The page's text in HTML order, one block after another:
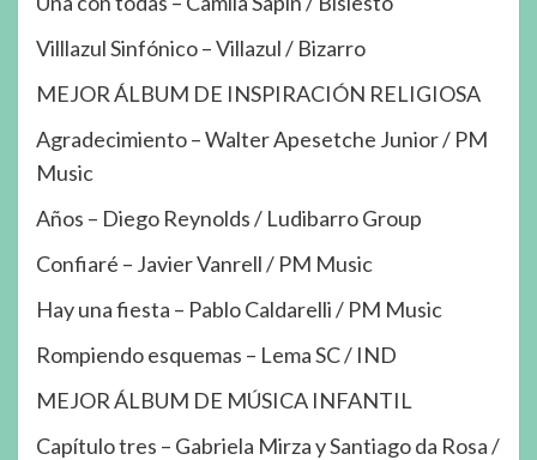
Villlazul Sinfónico – Villazul / Bizarro
MEJOR ÁLBUM DE INSPIRACIÓN RELIGIOSA
Agradecimiento – Walter Apesetche Junior / PM
Music
Años – Diego Reynolds / Ludibarro Group
Confiaré – Javier Vanrell / PM Music
Hay una fiesta – Pablo Caldarelli / PM Music
Rompiendo esquemas – Lema SC / IND
MEJOR ÁLBUM DE MÚSICA INFANTIL
Capítulo tres – Gabriela Mirza y Santiago da Rosa /